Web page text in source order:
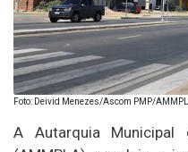
Foto: Deivid Menezes/Ascom PMP/
A Autarquia Municipal